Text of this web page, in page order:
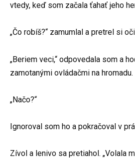
vtedy, keď som začala ťahať jeho
„Čo robíš?“ zamumlal a pretrel si
„Beriem veci,“ odpovedala som a
zamotanými ovládačmi na hromadu.
„Načo?“
Ignoroval som ho a pokračoval v
Zívol a lenivo sa pretiahol. „Volala